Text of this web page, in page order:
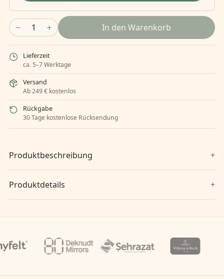
1 In den Warenkorb
Lieferzeit
ca. 5–7 Werktage
Versand
Ab 249 € kostenlos
Rückgabe
30 Tage kostenlose Rücksendung
Produktbeschreibung
Produktdetails